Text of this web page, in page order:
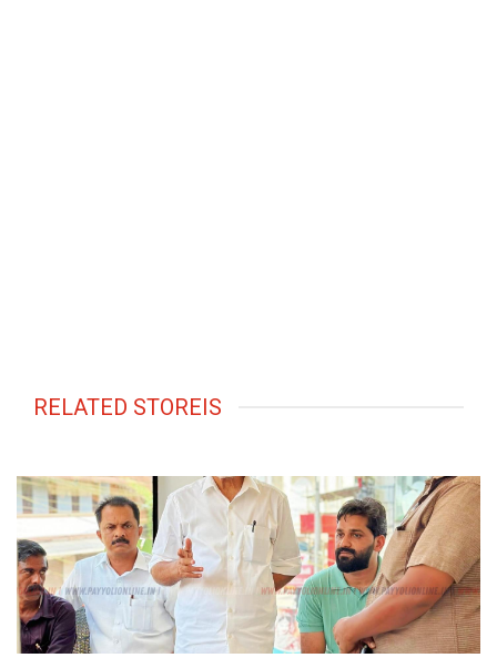
RELATED STOREIS